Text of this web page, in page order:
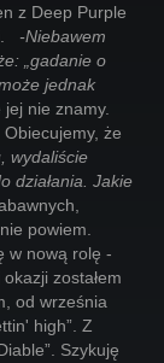
z Deep Purple
-Niebawem
„gadanie o
jednak
nie znamy.
że
wydaliście
działania. Jakie
powiem.
w nową rolę -
zostałem
od września
high”. Z
Szykuję